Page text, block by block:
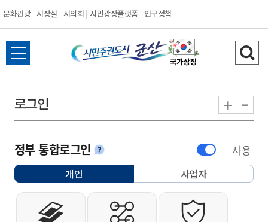
문화관광 시장실 시의회 시민광장플랫폼 인구정책
시민주권도시 군
전체메뉴 열기 검
로그인 + -
정부 통합로그인안내 사용
개인선택됨 사업자
개인사용자 로그인